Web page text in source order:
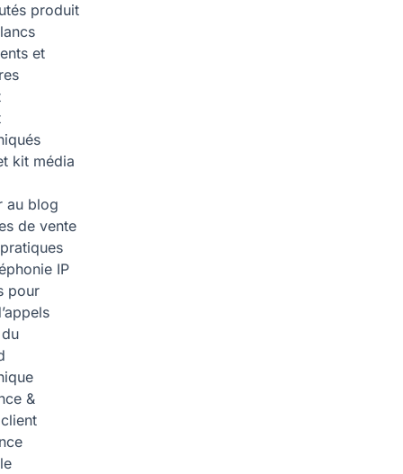
produit
et
kit média
au blog
de vente
IP
pour
&